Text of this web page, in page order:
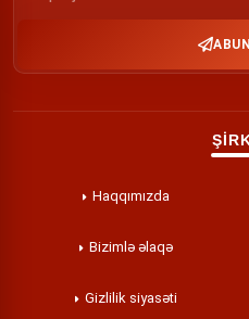
Haqqımızda
Bizimlə əlaqə
Gizlilik siyasəti